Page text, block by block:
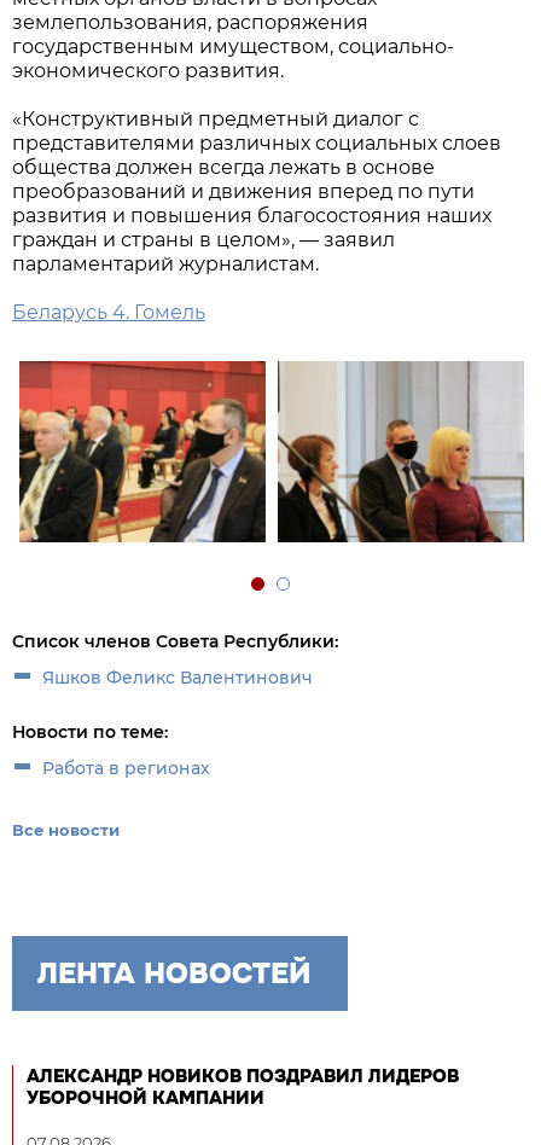
землепользования, распоряжения
государственным имуществом, социально-
экономического развития.
«Конструктивный предметный диалог с
представителями различных социальных слоев
общества должен всегда лежать в основе
преобразований и движения вперед по пути
развития и повышения благосостояния наших
граждан и страны в целом», — заявил
парламентарий журналистам.
Беларусь 4. Гомель
Список членов Совета Республики:
Яшков Феликс Валентинович
Новости по теме:
Работа в регионах
Все новости
ЛЕНТА НОВОСТЕЙ
АЛЕКСАНДР НОВИКОВ ПОЗДРАВИЛ ЛИДЕРОВ
УБОРОЧНОЙ КАМПАНИИ